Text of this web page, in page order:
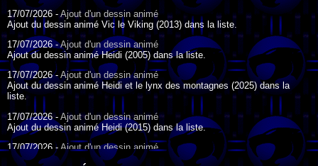
17/07/2026 -Ajout d'un dessin animé
Ajout du dessin animé Vic le Viking (2013) dans la liste.
17/07/2026 -Ajout d'un dessin animé
Ajout du dessin animé Heidi (2005) dans la liste.
17/07/2026 -Ajout d'un dessin animé
Ajout du dessin animé Heidi et le lynx des montagnes (2025) dans la
liste.
17/07/2026 -Ajout d'un dessin animé
Ajout du dessin animé Heidi (2015) dans la liste.
17/07/2026 - Ajout d'un dessin animé
Ajout du dessin animé Heidi (1995) dans la liste.